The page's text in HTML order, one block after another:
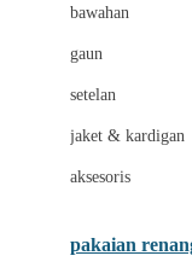
Bravado
Buds
Bugaboo
bawahan
gaun
setelan
jaket & kardigan
aksesoris
pakaian